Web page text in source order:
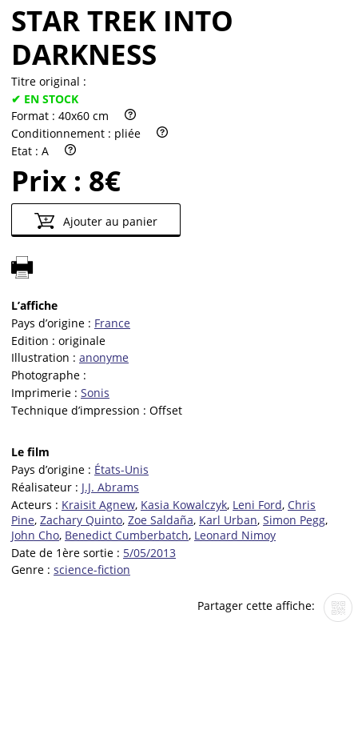
STAR TREK INTO
DARKNESS
Titre original :
✔ EN STOCK
Format : 40x60 cm
Conditionnement : pliée
Etat : A
Prix : 8€
Ajouter au panier
L’affiche
Pays d’origine : France
Edition : originale
Illustration : anonyme
Photographe :
Imprimerie : Sonis
Technique d’impression : Offset
Le film
Pays d’origine : États-Unis
Réalisateur : J.J. Abrams
Acteurs : Kraisit Agnew, Kasia Kowalczyk, Leni Ford, Chris
Pine, Zachary Quinto, Zoe Saldaña, Karl Urban, Simon Pegg,
John Cho, Benedict Cumberbatch, Leonard Nimoy
Date de 1ère sortie : 5/05/2013
Genre : science-fiction
Partager cette affiche: